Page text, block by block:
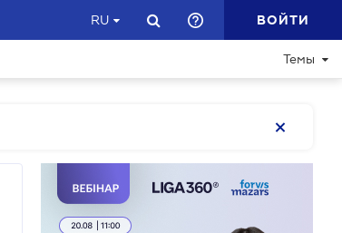
RU ВОЙТИ
Темы